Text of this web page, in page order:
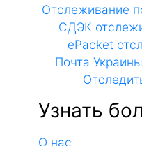
Отслеживание
СДЭК
ePacket
Почта
Узнать
О нас